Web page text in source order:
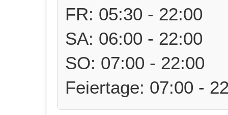
FR: 05:30 - 22:00
SA: 06:00 - 22:00
SO: 07:00 - 22:00
Feiertage: 07:00 -